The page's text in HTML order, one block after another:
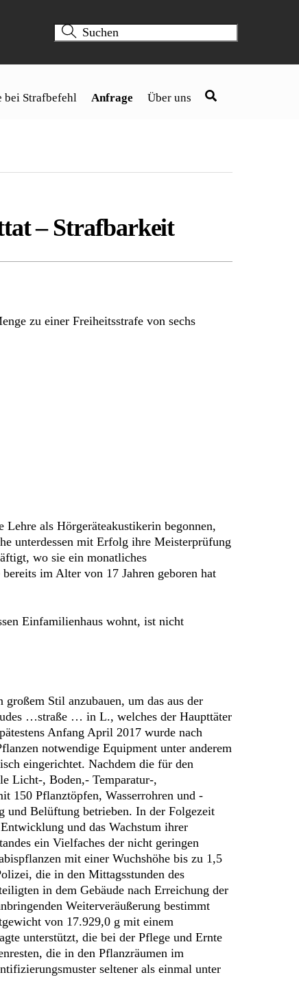
bei Strafbefehl Anfrage Über uns
– Strafbarkeit
zu einer Freiheitsstrafe von sechs
als Hörgeräteakustikerin begonnen,
unterdessen mit Erfolg ihre Meisterprüfung
wo sie ein monatliches
im Alter von 17 Jahren geboren hat
Einfamilienhaus wohnt, ist nicht
Stil anzubauen, um das aus der
…straße … in L., welches der Haupttäter
Anfang April 2017 wurde nach
notwendige Equipment unter anderem
eingerichtet. Nachdem die für den
Licht-, Boden,- Temparatur-,
150 Pflanztöpfen, Wasserrohren und -
und Belüftung betrieben. In der Folgezeit
und das Wachstum ihrer
ein Vielfaches der nicht geringen
mit einer Wuchshöhe bis zu 1,5
die in den Mittagsstunden des
in dem Gebäude nach Erreichung der
Weiterveräußerung bestimmt
von 17.929,0 g mit einem
unterstützt, die bei der Pflege und Ernte
die in den Pflanzräumen im
seltener als einmal unter